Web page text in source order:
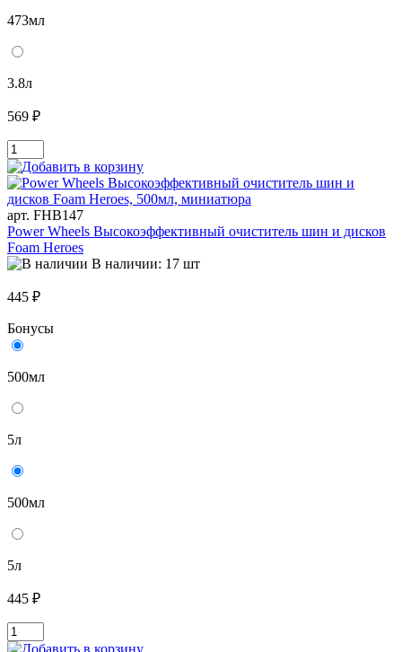
473мл
3.8л
569 ₽
арт. FHB147
Power Wheels Высокоэффективный очиститель шин и дисков
Foam Heroes
В наличии: 17 шт
445 ₽
Бонусы
500мл
5л
500мл
5л
445 ₽